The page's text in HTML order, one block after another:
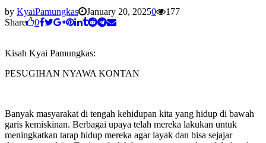
by KyaiPamungkas January 20, 20250
177
Share
0
Kisah Kyai Pamungkas:
PESUGIHAN NYAWA KONTAN
Banyak masyarakat di tengah kehidupan kita yang hidup di bawah
garis kemiskinan. Berbagai upaya telah mereka lakukan untuk
meningkatkan tarap hidup mereka agar layak dan bisa sejajar